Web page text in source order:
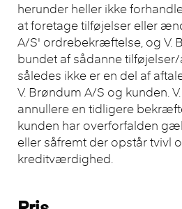
herunder heller ikke
at foretage tilføjelser eller
A/S' ordrebekræftelse, og V.
bundet af sådanne
således ikke er en del af
V. Brøndum A/S og kunden.
annullere en tidligere
kunden har overforfalden
eller såfremt der opstår tvivl
kreditværdighed.